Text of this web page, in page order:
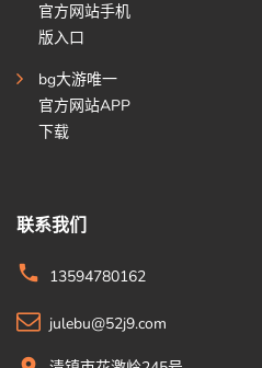
官方网站手机
版入口
bg大游唯一
官方网站APP
下载
联系我们
13594780162
julebu@52j9.com